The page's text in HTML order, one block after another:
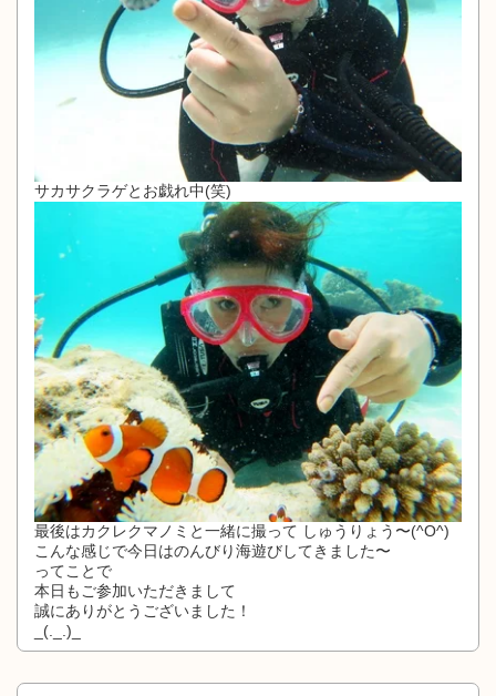
サカサクラゲとお戯れ中(笑)
最後はカクレクマノミと一緒に撮って しゅうりょう〜(^O^)
こんな感じで今日はのんびり海遊びしてきました〜
ってことで
本日もご参加いただきまして
誠にありがとうございました！
_(._.)_